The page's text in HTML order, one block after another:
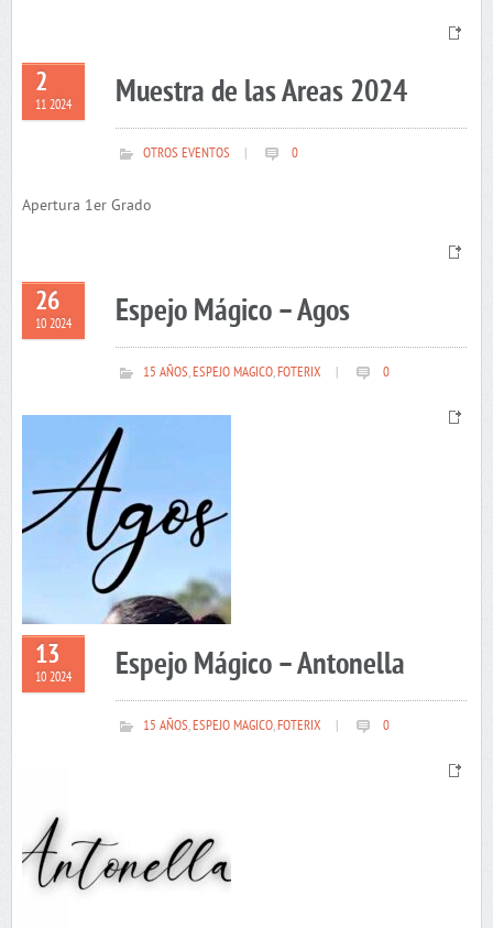
2
11 2024 Muestra de las Areas 2024
OTROS EVENTOS 0
Apertura 1er Grado
26
10 2024 Espejo Mágico – Agos
15 AÑOS,ESPEJO MAGICO,FOTERIX 0
13
10 2024 Espejo Mágico – Antonella
15 AÑOS,ESPEJO MAGICO,FOTERIX 0